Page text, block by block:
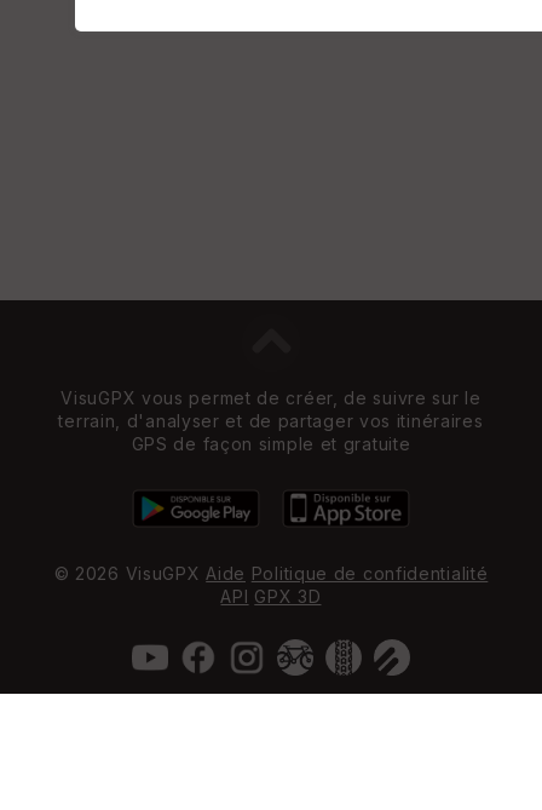
VisuGPX vous permet de créer, de suivre sur le
terrain, d'analyser et de partager vos itinéraires
GPS de façon simple et gratuite
© 2026 VisuGPX Aide Politique de confidentialité
API GPX 3D